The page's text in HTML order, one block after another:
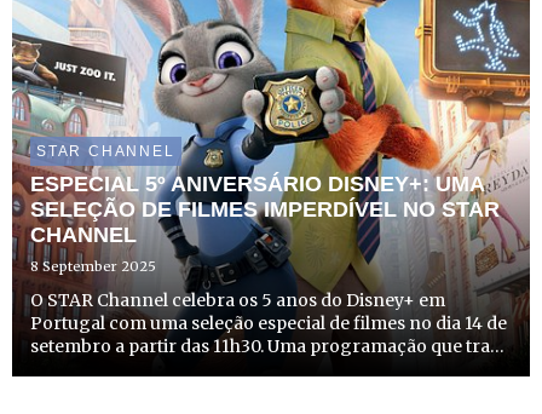
STAR CHANNEL
ESPECIAL 5º ANIVERSÁRIO DISNEY+: UMA
SELEÇÃO DE FILMES IMPERDÍVEL NO STAR
CHANNEL
8 September 2025
O STAR Channel celebra os 5 anos do Disney+ em
Portugal com uma seleção especial de filmes no dia 14 de
setembro a partir das 11h30. Uma programação que traz